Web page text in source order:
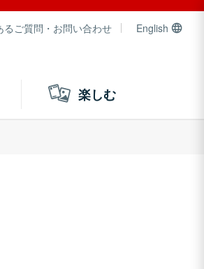
るご質問・お問い合わせ English
楽しむ